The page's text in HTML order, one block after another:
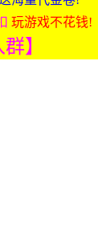
玩游戏不花钱!
】